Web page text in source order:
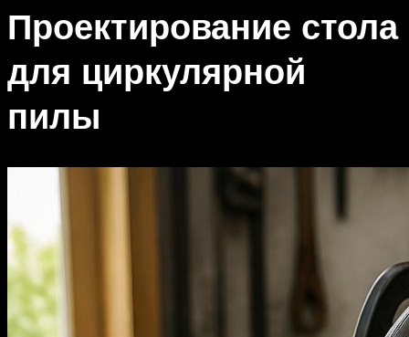
Проектирование стола
для циркулярной
пилы